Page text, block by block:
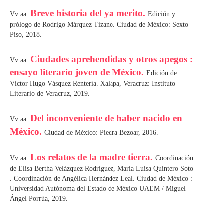
Vv aa. Breve historia del ya merito. Edición y
prólogo de Rodrigo Márquez Tizano. Ciudad de México: Sexto
Piso, 2018.
Vv aa. Ciudades aprehendidas y otros apegos :
ensayo literario joven de México. Edición de
Víctor Hugo Vásquez Rentería. Xalapa, Veracruz: Instituto
Literario de Veracruz, 2019.
Vv aa. Del inconveniente de haber nacido en
México. Ciudad de México: Piedra Bezoar, 2016.
Vv aa. Los relatos de la madre tierra. Coordinación
de Elisa Bertha Velázquez Rodríguez, María Luisa Quintero Soto
. Coordinación de Angélica Hernández Leal. Ciudad de México :
Universidad Autónoma del Estado de México UAEM / Miguel
Ángel Porrúa, 2019.